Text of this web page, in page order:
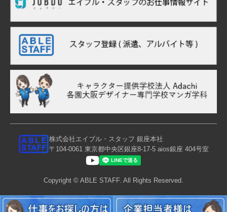
株式会社エイブル・スタッフ 銀座本社
〒104-0061 東京都中央区銀座8-17-5 aios銀座 404号室
Copyright ©︎ ABLE STAFF. All Rights Reserved.